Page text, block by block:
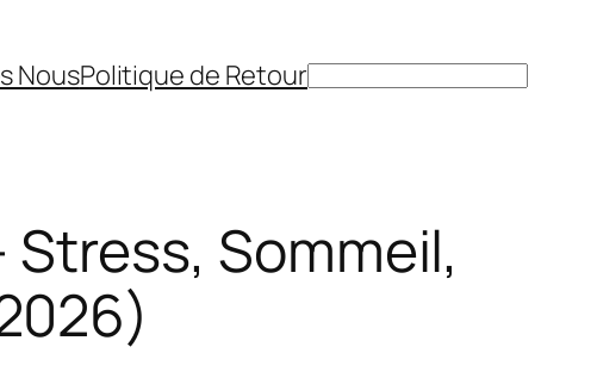
NousPolitique de RetourRechercher
Sommeil,